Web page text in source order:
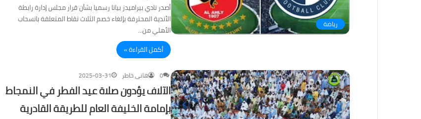
رياضة
أصدر نادي بيراميدز بيانا رسميا بشأن قرار مجلس إدارة رابطة
الأندية المحترفة بإلغاء خصم الثلاث نقاط المتعلقة بانسحاب
الأهلي من…
أكمل القراءة »
هانى خاطر 2025-03-31 0
الآلاف يؤدون صلاة عيد الفطر في النمجاط
بإمامة الخليفة العام للطريقة القادرية